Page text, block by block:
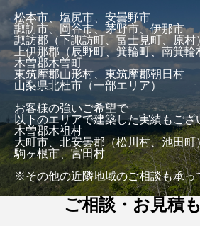
松本市、塩尻市、安曇野市
諏訪市、岡谷市、茅野市、伊那市
諏訪郡（下諏訪町、富士見町、原村
上伊那郡（辰野町、箕輪町、南箕輪
木曽郡木曽町
東筑摩郡山形村、東筑摩郡朝日村
山梨県北杜市（一部エリア）
お客様の強いご希望で
以下のエリアで建築した実績もござ
木曽郡木祖村
大町市、北安曇郡（松川村、池田町
駒ヶ根市、宮田村
※その他の近隣地域のご相談も承っ
ご相談・お見積